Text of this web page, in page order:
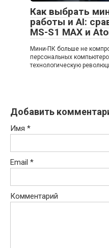
Как выбрать
работы и AI:
MS-S1 MAX и
Мини-ПК больше не
персональных
технологическую
Добавить
Имя *
Email *
Комментарий